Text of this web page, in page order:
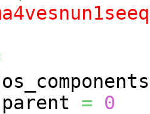
parent =
0